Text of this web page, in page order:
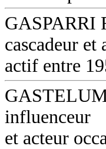
GASPARRI
cascadeur et
actif entre
influenceur
et acteur